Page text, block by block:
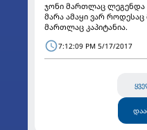
ჯონი მართლაც ლეგენდა
მარა ამაყი ვარ
მართლაც კაპიტანია.
7:12:09 PM 5/17/2017